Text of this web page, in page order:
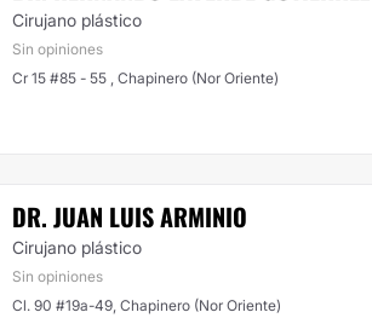
Cirujano plástico
Sin opiniones
Cr 15 #85 - 55 , Chapinero (Nor Oriente)
DR. JUAN LUIS ARMINIO
Cirujano plástico
Sin opiniones
Cl. 90 #19a-49, Chapinero (Nor Oriente)